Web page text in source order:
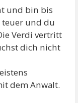
und bin bis
und du
Verdi vertritt
dich nicht
dem Anwalt.